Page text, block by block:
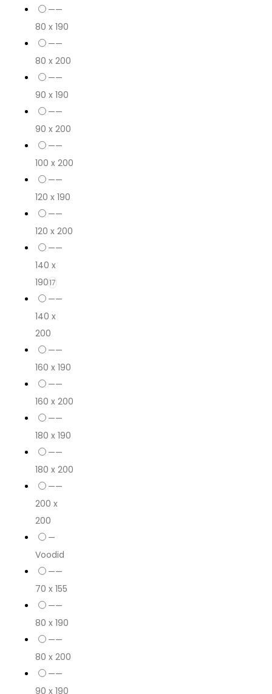
——
80 x 190
——
80 x 200
——
90 x 190
——
90 x 200
——
100 x 200
——
120 x 190
——
120 x 200
——
140 x
19017
——
140 x
200
——
160 x 190
——
160 x 200
——
180 x 190
——
180 x 200
——
200 x
200
—
Voodid
——
70 x 155
——
80 x 190
——
80 x 200
——
90 x 190